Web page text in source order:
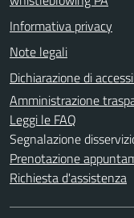
Informativa privacy
Note legali
Dichiarazione di
Amministrazione
Leggi le FAQ
Segnalazione
Prenotazione
Richiesta d'assistenza